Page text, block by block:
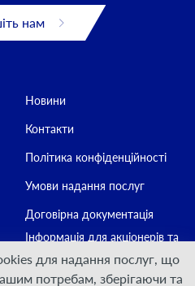
нам
Новини
Контакти
Політика конфіденційності
Умови надання послуг
Договірна документація
Інформація для акціонерів та
стейкхолдерів
для надання послуг, що
потребам, зберігаючи та